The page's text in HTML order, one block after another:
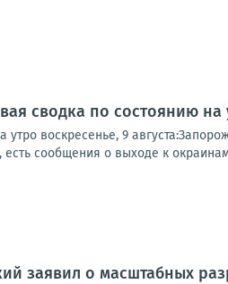
сводка по состоянию на
воскресенье, 9
сообщения о выходе к
заявил о масштабных